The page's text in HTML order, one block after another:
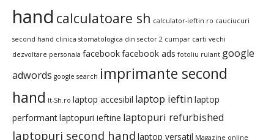
hand calculatoare sh calculator-ieftin.ro cauciucuri
second hand clinica stomatologica din sector 2 cumpar carti vechi
dezvoltare personala facebookfacebook ads fotoliu rulant google
adwords google search imprimante second
hand It-Sh.ro laptop accesibil laptop ieftin laptop
performantlaptopuri ieftine laptopuri refurbished
laptopuri second hand laptop versatil Magazine online